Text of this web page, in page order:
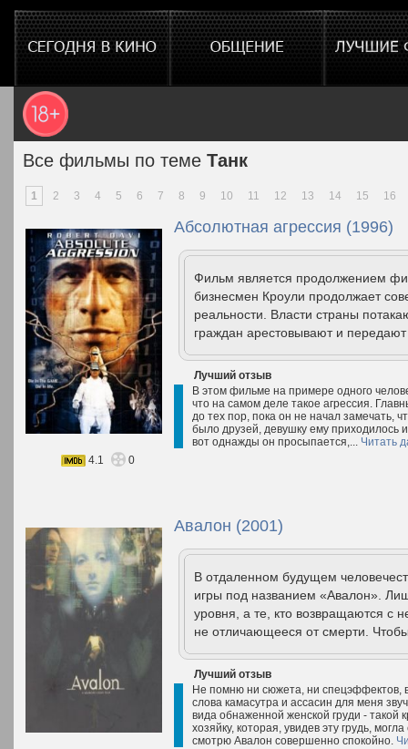
Все фильмы по теме Танк
1 2 3 4 5 6 7 8 9 10 11 12 13 14 15 16
Абсолютная агрессия (1996)
Фильм является продолжением
бизнесмен Кроули продолжает
реальности. Власти страны
граждан арестовывают и
Лучший отзыв
В этом фильме на примере одного
что на самом деле такое агрессия.
до тех пор, пока он не начал замечать,
было друзей, девушку ему приходилось
вот однажды он просыпается,... Читать
4.1
0
Авалон (2001)
В отдаленном будущем
игры под названием «Авалон».
уровня, а те, кто возвращаются с
не отличающееся от смерти.
Лучший отзыв
Не помню ни сюжета, ни спецэффектов,
слова камасутра и ассасин для меня
вида обнаженной женской груди - такой
хозяйку, которая, увидев эту грудь,
смотрю Авалон совершенно спокойно.